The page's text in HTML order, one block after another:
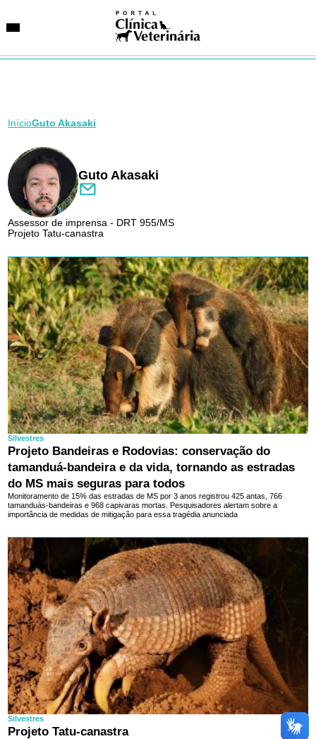
InícioGuto Akasaki
Guto Akasaki
Assessor de imprensa - DRT 955/MS
Projeto Tatu-canastra
Silvestres
Projeto Bandeiras e Rodovias: conservação do
tamanduá-bandeira e da vida, tornando as estradas
do MS mais seguras para todos
Monitoramento de 15% das estradas de MS por 3 anos registrou 425 antas, 766
tamanduás-bandeiras e 968 capivaras mortas. Pesquisadores alertam sobre a
importância de medidas de mitigação para essa tragédia anunciada
Silvestres
Projeto Tatu-canastra